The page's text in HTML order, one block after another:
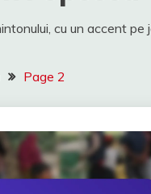
cu un accent pe
Page 2